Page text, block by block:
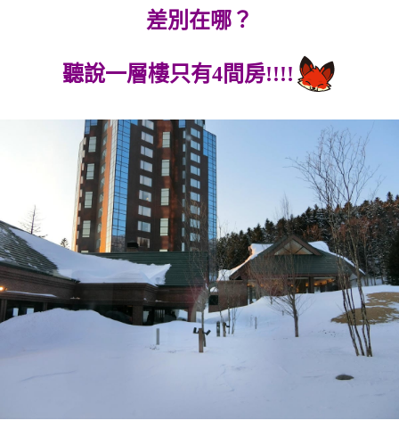
差別在哪？
聽說一層樓只有4間房!!!!